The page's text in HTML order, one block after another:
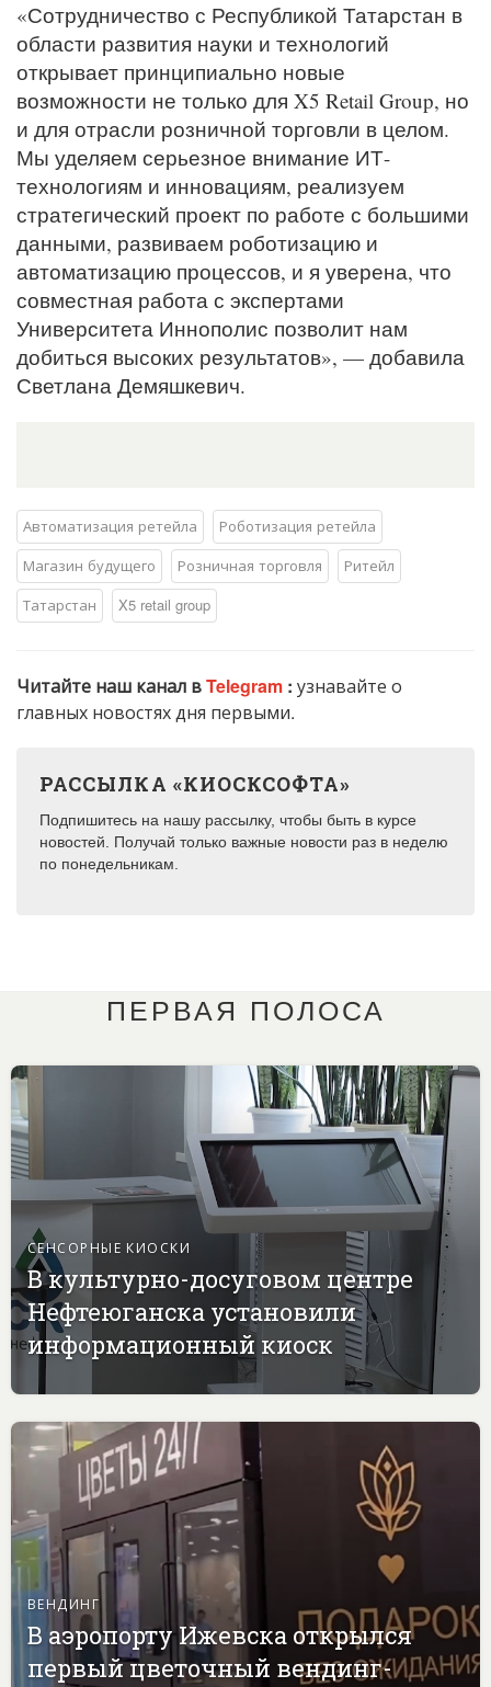
«Сотрудничество с Республикой Татарстан в
области развития науки и технологий
открывает принципиально новые
возможности не только для X5 Retail Group, но
и для отрасли розничной торговли в целом.
Мы уделяем серьезное внимание ИТ-
технологиям и инновациям, реализуем
стратегический проект по работе с большими
данными, развиваем роботизацию и
автоматизацию процессов, и я уверена, что
совместная работа с экспертами
Университета Иннополис позволит нам
добиться высоких результатов», — добавила
Светлана Демяшкевич.
Автоматизация ретейла
Роботизация ретейла
Магазин будущего
Розничная торговля
Ритейл
Татарстан
X5 retail group
Читайте наш канал вTelegram : узнавайте о
главных новостях дня первыми.
РАССЫЛКА «КИОСКСОФТА»
Подпишитесь на нашу рассылку, чтобы быть в курсе
новостей. Получай только важные новости раз в неделю
по понедельникам.
ПЕРВАЯ ПОЛОСА
СЕНСОРНЫЕ КИОСКИ
В культурно-досуговом центре
Нефтеюганска установили
информационный киоск
ВЕНДИНГ
В аэропорту Ижевска открылся
первый цветочный вендинг-